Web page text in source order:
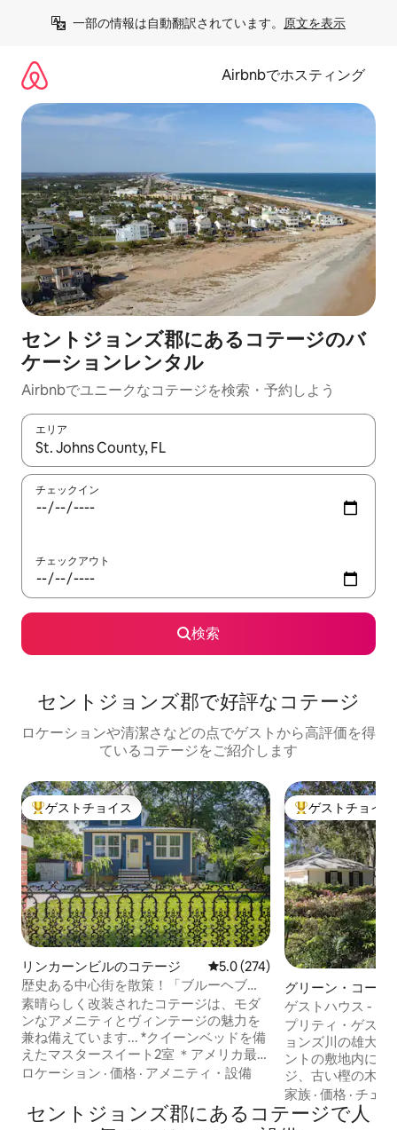
一部の情報は自動翻訳されています。 原文を表示
Airbnbでホスティング
セントジョンズ郡にあるコテージのバ
ケーションレンタル
Airbnbでユニークなコテージを検索・予約しよう
エリア
検索結果が表示されたら、上下の矢印キーを使って移動するか
チェックイン
チェックアウト
検索
セントジョンズ郡で好評なコテージ
ロケーションや清潔さなどの点でゲストから高評価を得
ているコテージをご紹介します
大好評のゲストチョイスです。
ゲストチョイス
リンカーンビルのコテージ レビュー274件、5つ星中5.0つ
5.0 (274)
歴史ある中心街を散策！「ブルーヘブ
ン」
素晴らしく改装されたコテージは、モダ
ンなアメニティとヴィンテージの魅力を
兼ね備えています... *クイーンベッドを備
えたマスタースイート2室 ＊アメリカ最古
の街まで徒歩圏内の静かなエリア ＊内外
ワーも！） ＊デイベッドが吊るされた大
きなスクリーンインポーチ ＊路上駐車場
ロケーション · 価格 · アメニティ・設備
大好評のゲスト
ゲストチョイス
グリーン・コーブ
グスのコテージ
ゲストハウス - エ
クス・エステート
プリティ・ゲスト
ョンズ川の雄大
ントの敷地内にあ
ジ、古い樫の木、
茂る公園のような
ンのコケが垂れて
を飛ぶ素晴らしい
家族 ·価格 ·チェ
セントジョンズ郡にあるコテージで人